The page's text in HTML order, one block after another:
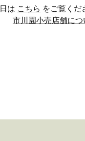
は こちら をご覧くだ
市川園小売店舗につ